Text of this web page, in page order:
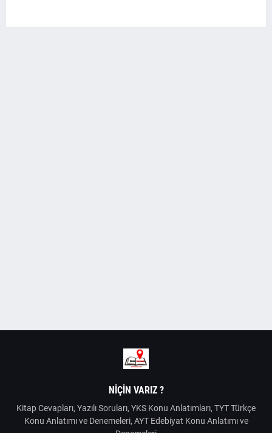
NIÇIN VARIZ ?
Kitap Cevapları, Yazılı Soruları, YKS Konu Anlatımları, TYT Türkçe
Konu Anlatımı ve Denemeleri, AYT Edebiyat Konu Anlatımı ve